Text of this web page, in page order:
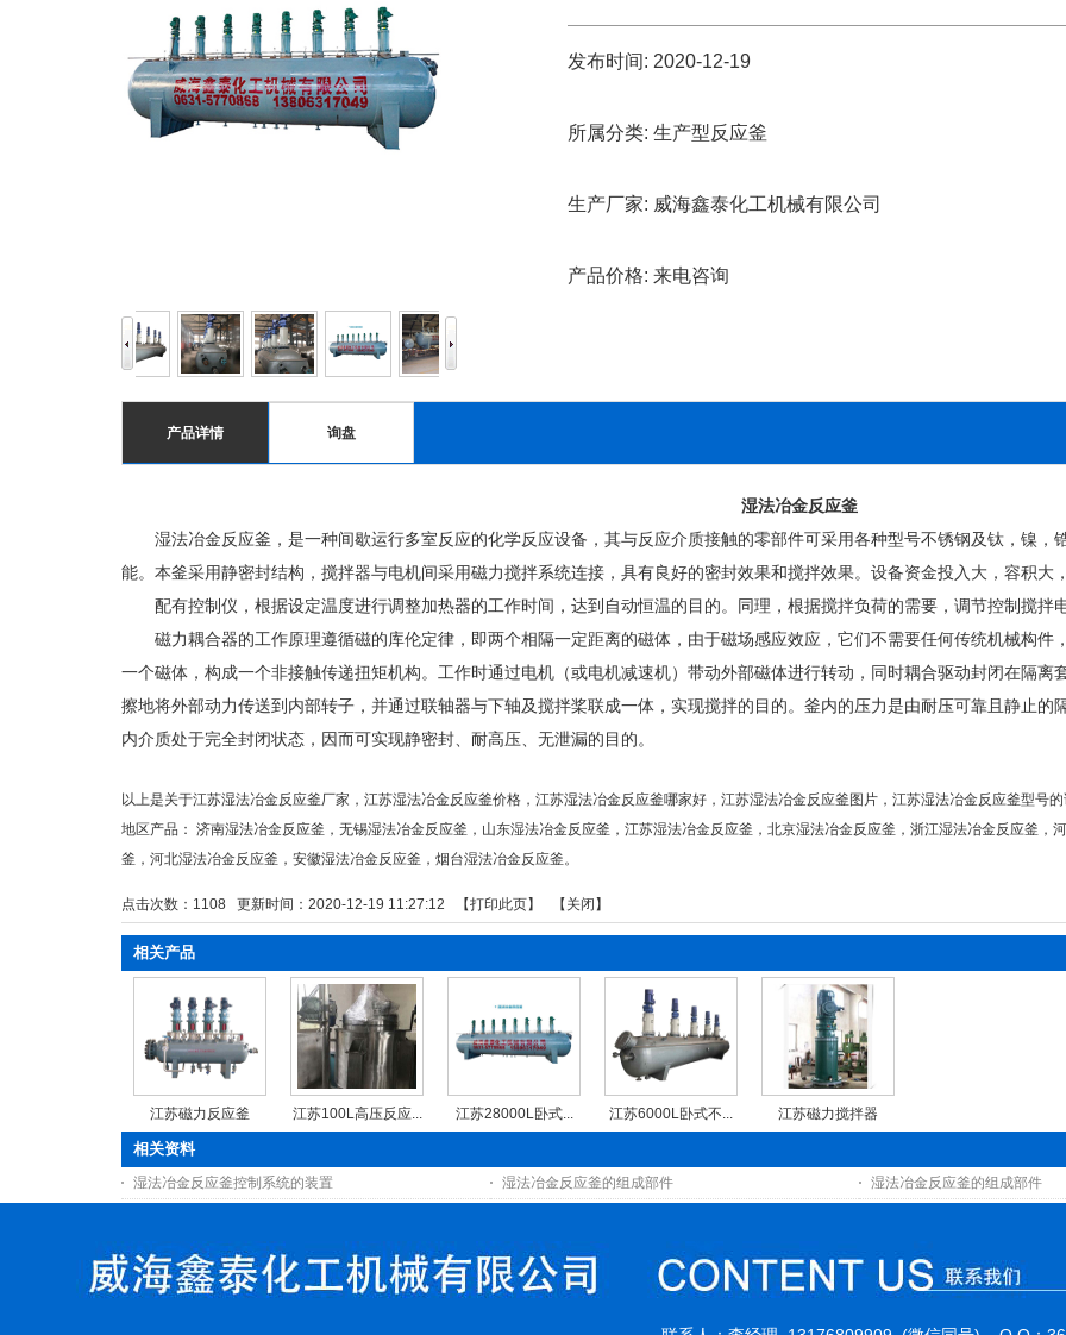
发布时间: 2020-12-19
所属分类: 生产型反应釜
生产厂家: 威海鑫泰化工机械有限公司
产品价格: 来电咨询
产品详情 询盘
湿法冶金反应釜
湿法冶金反应釜，是一种间歇运行多室反应的化学反应设备，其与反应介质接触的零部件可采用各种型号不锈钢及钛，镍，
能。本釜采用静密封结构，搅拌器与电机间采用磁力搅拌系统连接，具有良好的密封效果和搅拌效果。设备资金投入大，容积大
配有控制仪，根据设定温度进行调整加热器的工作时间，达到自动恒温的目的。同理，根据搅拌负荷的需要，调节控制搅拌
磁力耦合器的工作原理遵循磁的库伦定律，即两个相隔一定距离的磁体，由于磁场感应效应，它们不需要任何传统机械构件
一个磁体，构成一个非接触传递扭矩机构。工作时通过电机（或电机减速机）带动外部磁体进行转动，同时耦合驱动封闭在隔
擦地将外部动力传送到内部转子，并通过联轴器与下轴及搅拌桨联成一体，实现搅拌的目的。釜内的压力是由耐压可靠且静止
内介质处于完全封闭状态，因而可实现静密封、耐高压、无泄漏的目的。
以上是关于江苏湿法冶金反应釜厂家，江苏湿法冶金反应釜价格，江苏湿法冶金反应釜哪家好，江苏湿法冶金反应釜图片，江苏湿法冶金反应釜型号
地区产品： 济南湿法冶金反应釜 ， 无锡湿法冶金反应釜 ， 山东湿法冶金反应釜 ， 江苏湿法冶金反应釜 ， 北京湿法冶金反应釜 ， 浙江湿法冶金反应釜 ，
釜 ， 河北湿法冶金反应釜 ， 安徽湿法冶金反应釜 ， 烟台湿法冶金反应釜。
点击次数： 1108 更新时间：2020-12-19 11:27:12 【打印此页】 【 关闭 】
相关产品
江苏磁力反应釜 江苏100L高压反应... 江苏28000L卧式... 江苏6000L卧式不... 江苏磁力搅拌器
相关资料
湿法冶金反应釜控制系统的装置 湿法冶金反应釜的组成部件 湿法冶金反应釜的组成部件